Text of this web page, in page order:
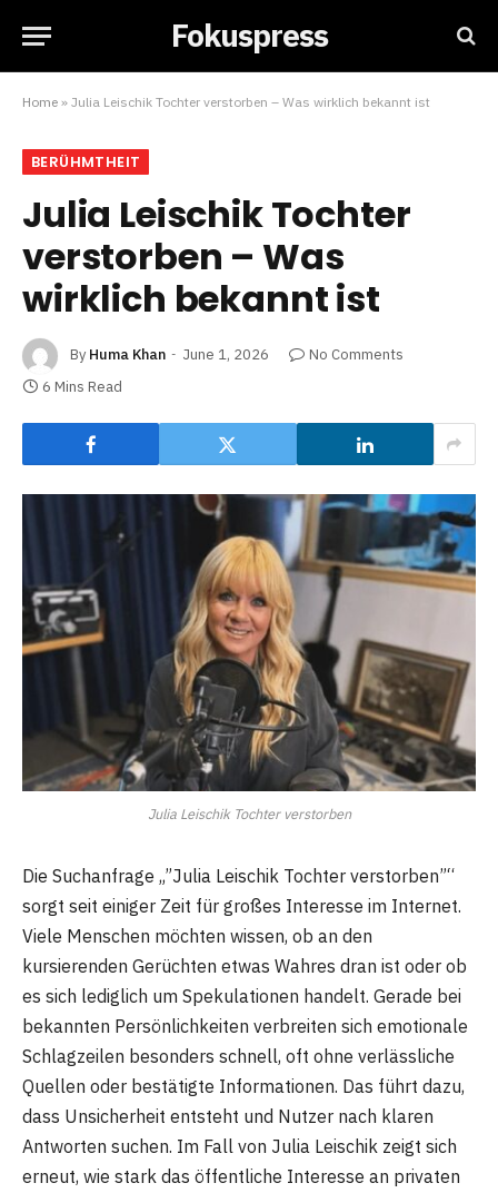
Fokuspress
Home » Julia Leischik Tochter verstorben – Was wirklich bekannt ist
BERÜHMTHEIT
Julia Leischik Tochter
verstorben – Was
wirklich bekannt ist
By Huma Khan June 1, 2026
No Comments
6 Mins Read
Julia Leischik Tochter verstorben
Die Suchanfrage „”Julia Leischik Tochter verstorben”“
sorgt seit einiger Zeit für großes Interesse im Internet.
Viele Menschen möchten wissen, ob an den
kursierenden Gerüchten etwas Wahres dran ist oder ob
es sich lediglich um Spekulationen handelt. Gerade bei
bekannten Persönlichkeiten verbreiten sich emotionale
Schlagzeilen besonders schnell, oft ohne verlässliche
Quellen oder bestätigte Informationen. Das führt dazu,
dass Unsicherheit entsteht und Nutzer nach klaren
Antworten suchen. Im Fall von Julia Leischik zeigt sich
erneut, wie stark das öffentliche Interesse an privaten